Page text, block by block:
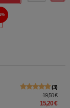
3
19,50 €
15,20 €